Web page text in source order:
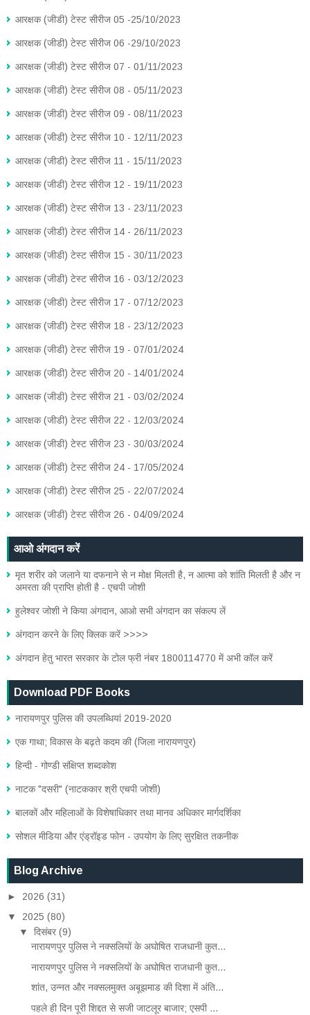
आरक्षक (जीडी) टेस्ट सीरीज 05 -25/10/2023
आरक्षक (जीडी) टेस्ट सीरीज 06 -29/10/2023
आरक्षक (जीडी) टेस्ट सीरीज 07 - 01/11/2023
आरक्षक (जीडी) टेस्ट सीरीज 08 - 05/11/2023
आरक्षक (जीडी) टेस्ट सीरीज 09 - 08/11/2023
आरक्षक (जीडी) टेस्ट सीरीज 10 - 12/11/2023
आरक्षक (जीडी) टेस्ट सीरीज 11 - 15/11/2023
आरक्षक (जीडी) टेस्ट सीरीज 12 - 19/11/2023
आरक्षक (जीडी) टेस्ट सीरीज 13 - 23/11/2023
आरक्षक (जीडी) टेस्ट सीरीज 14 - 26/11/2023
आरक्षक (जीडी) टेस्ट सीरीज 15 - 30/11/2023
आरक्षक (जीडी) टेस्ट सीरीज 16 - 03/12/2023
आरक्षक (जीडी) टेस्ट सीरीज 17 - 07/12/2023
आरक्षक (जीडी) टेस्ट सीरीज 18 - 23/12/2023
आरक्षक (जीडी) टेस्ट सीरीज 19 - 07/01/2024
आरक्षक (जीडी) टेस्ट सीरीज 20 - 14/01/2024
आरक्षक (जीडी) टेस्ट सीरीज 21 - 03/02/2024
आरक्षक (जीडी) टेस्ट सीरीज 22 - 12/03/2024
आरक्षक (जीडी) टेस्ट सीरीज 23 - 30/03/2024
आरक्षक (जीडी) टेस्ट सीरीज 24 - 17/05/2024
आरक्षक (जीडी) टेस्ट सीरीज 25 - 22/07/2024
आरक्षक (जीडी) टेस्ट सीरीज 26 - 04/09/2024
आओ अंगदान करें
मृत शरीर को जलाने या दफनाने से न मोक्ष मिलती है, न आत्मा को शांति मिलती है और न
अमरता की प्राप्ति होती है - एचपी जोशी
हुलेश्वर जोशी ने किया अंगदान, आओ सभी अंगदान का संकल्प लें
अंगदान करने के लिए क्लिक करें >>>>
अंगदान हेतु भारत सरकार के टोल फ्री नंबर 1800114770 में अभी कॉल करें
Download PDF Books
नारायणपुर पुलिस की उपलब्धियां 2019-2020
एक गाथा; विकास के बढ़ते कदम की (जिला नारायणपुर)
हिन्दी - गोण्डी संक्षिप्त शब्दकोश
नाटक "दसरी" (नाटककार श्री एचपी जोशी)
बालकों और महिलाओं के विशेषाधिकार तथा मानव अधिकार मार्गदर्शिका
सोशल मीडिया और एंड्रॉइड फोन - उपयोग के लिए सुरक्षित तकनीक
Blog Archive
► 2026 (31)
▼ 2025 (80)
▼ दिसंबर (9)
नारायणपुर पुलिस ने नक्सलियों के अघोषित राजधानी कुत...
नारायणपुर पुलिस ने नक्सलियों के अघोषित राजधानी कुत...
शांत, उन्नत और नक्सलमुक्त अबूझमाड की दिशा में अंति...
पहले ही दिन पूरी शिद्दत से सजी जाटलूर बाजार; एसपी ...